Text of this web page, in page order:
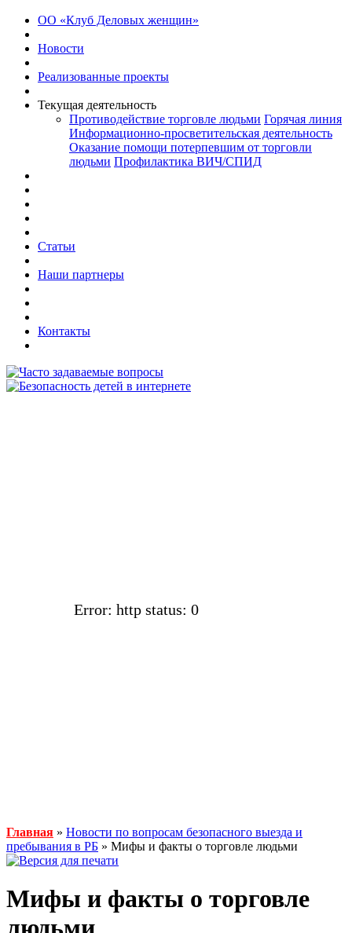
ОО «Клуб Деловых женщин»
Новости
Реализованные проекты
Текущая деятельность
Противодействие торговле людьми Горячая линия
Информационно-просветительская деятельность
Оказание помощи потерпевшим от торговли
людьми Профилактика ВИЧ/СПИД
Статьи
Наши партнеры
Контакты
Error: http status: 0
Главная » Новости по вопросам безопасного выезда и
пребывания в РБ » Мифы и факты о торговле людьми
Мифы и факты о торговле